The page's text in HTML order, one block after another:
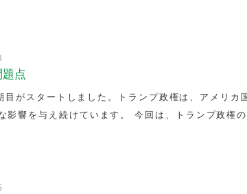
題点
がスタートしました。トランプ政権は、アメリカ
影響を与え続けています。 今回は、トランプ政権